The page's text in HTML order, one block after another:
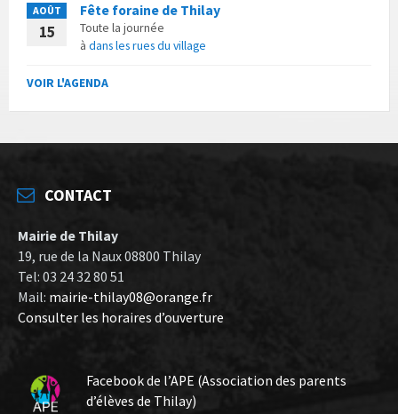
AOÛT
15
Fête foraine de Thilay
Toute la journée
à dans les rues du village
VOIR L'AGENDA
CONTACT
Mairie de Thilay
19, rue de la Naux 08800 Thilay
Tel: 03 24 32 80 51
Mail: mairie-thilay08@orange.fr
Consulter les horaires d’ouverture
Facebook de l’APE (Association des parents
d’élèves de Thilay)